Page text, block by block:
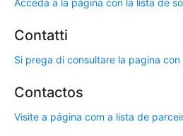
Contatti
Si prega di consultare la pagina
Contactos
Visite a página com a lista de